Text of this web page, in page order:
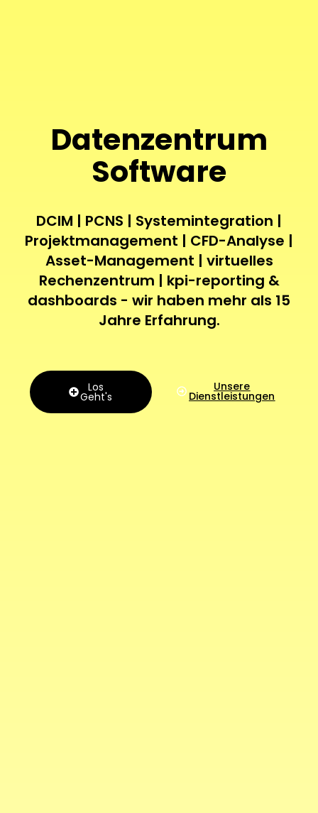
Datenzentrum
Software
DCIM | PCNS | Systemintegration |
Projektmanagement | CFD-Analyse |
Asset-Management | virtuelles
Rechenzentrum | kpi-reporting &
dashboards - wir haben mehr als 15
Jahre Erfahrung.
Los
Geht's
Unsere
Dienstleistungen